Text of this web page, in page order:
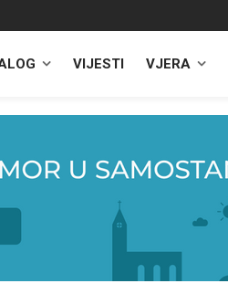
VIJESTI VJERA